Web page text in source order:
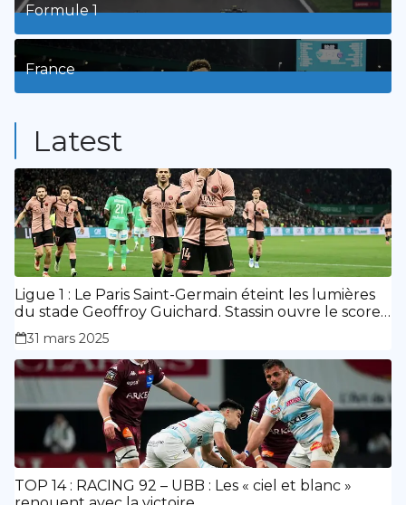
Formule 1
3Posts
France
Latest
Ligue 1 : Le Paris Saint-Germain éteint les lumières
du stade Geoffroy Guichard. Stassin ouvre le score,
doublé de Doué.
31 mars 2025
TOP 14 : RACING 92 – UBB : Les « ciel et blanc »